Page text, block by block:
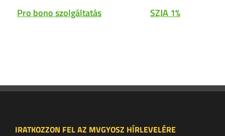
Pro bono szolgáltatás SZJA 1%
IRATKOZZON FEL AZ MVGYOSZ HÍRLEVELÉRE